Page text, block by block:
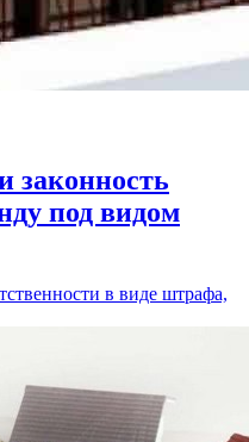
законность
под видом
в виде штрафа,